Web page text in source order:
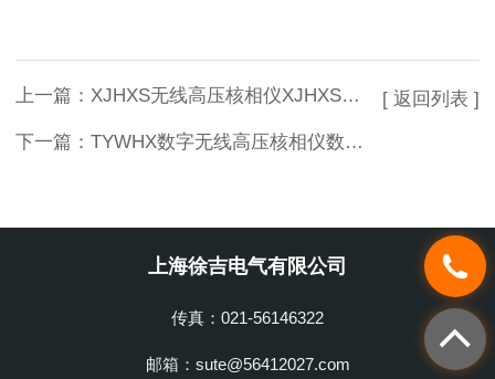
上一篇： XJHXS无线高压核相仪XJHXS无线高压核相器生产厂家
下一篇： TYWHX数字无线高压核相仪数字无线高压核相器*
[ 返回列表 ]
上海徐吉电气有限公司
传真：021-56146322
邮箱：sute@56412027.com